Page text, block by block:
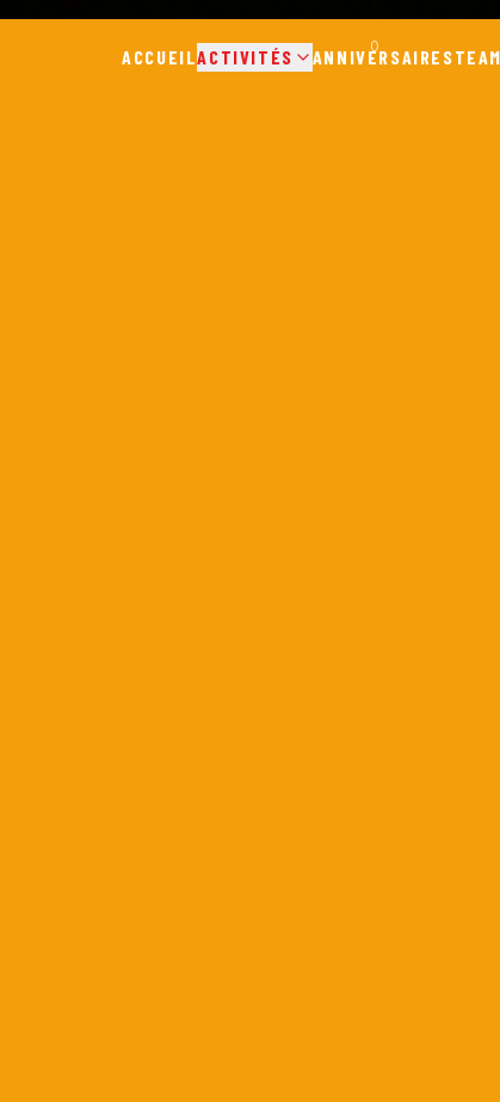
ACCUEILACTIVITÉS ANNIVERSAIRES
0